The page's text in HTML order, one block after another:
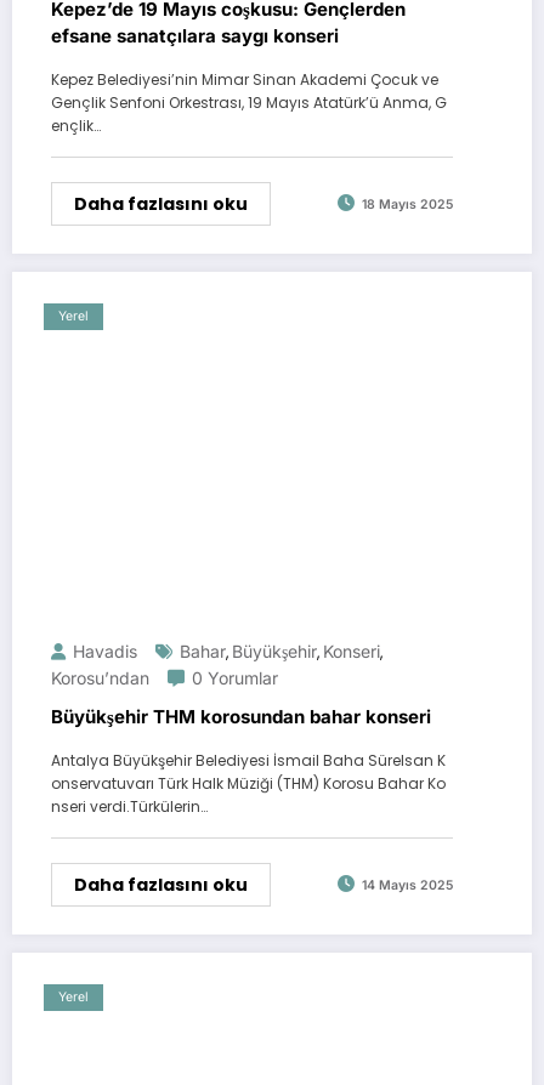
Kepez’de 19 Mayıs coşkusu: Gençlerden
efsane sanatçılara saygı konseri
Kepez Belediyesi’nin Mimar Sinan Akademi Çocuk ve
Gençlik Senfoni Orkestrası, 19 Mayıs Atatürk’ü Anma, G
ençlik…
Daha fazlasını oku 18 Mayıs 2025
Yerel
Havadis Bahar, Büyükşehir, Konseri,
Korosu’ndan
0 Yorumlar
Büyükşehir THM korosundan bahar konseri
Antalya Büyükşehir Belediyesi İsmail Baha Sürelsan K
onservatuvarı Türk Halk Müziği (THM) Korosu Bahar Ko
nseri verdi.Türkülerin…
Daha fazlasını oku 14 Mayıs 2025
Yerel